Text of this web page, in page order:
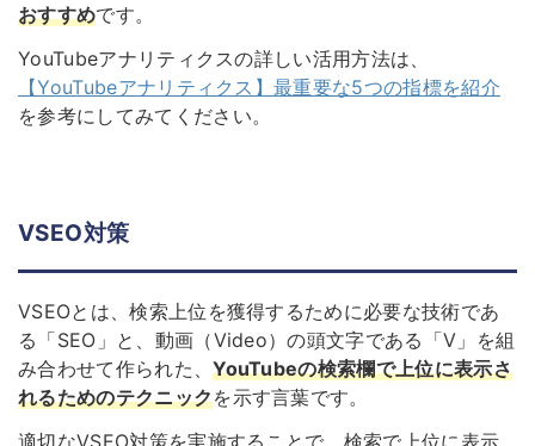
おすすめです。
YouTubeアナリティクスの詳しい活用方法は、
【YouTubeアナリティクス】最重要な5つの指標を紹介
を参考にしてみてください。
VSEO対策
VSEOとは、検索上位を獲得するために必要な技術であ
る「SEO」と、動画（Video）の頭文字である「V」を組
み合わせて作られた、YouTubeの検索欄で上位に表示さ
れるためのテクニックを示す言葉です。